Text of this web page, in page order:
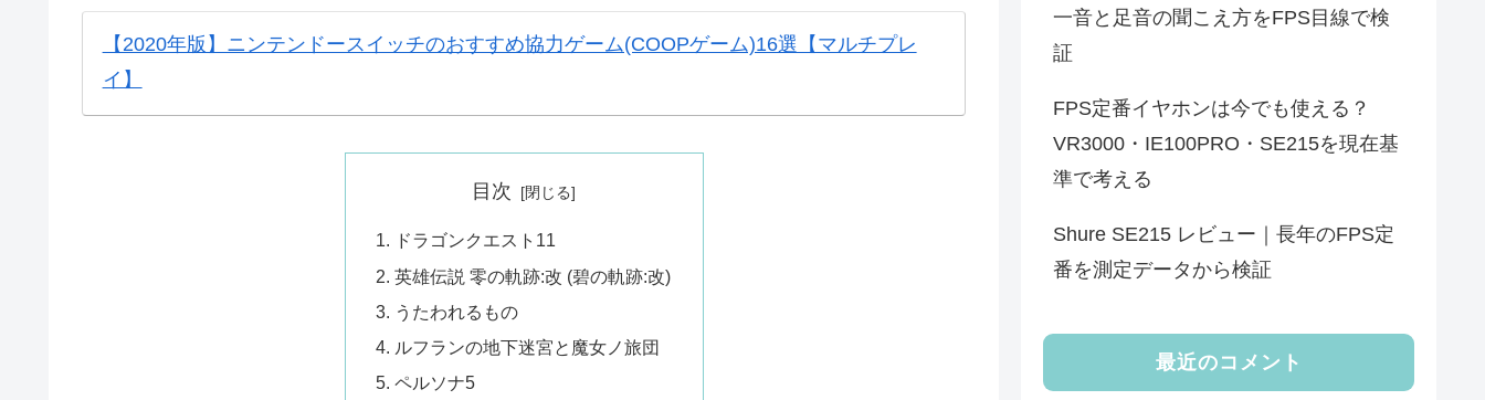
【2020年版】ニンテンドースイッチのおすすめ協力ゲーム(COOPゲーム)16選【マルチプレ
イ】
目次
ドラゴンクエスト11
英雄伝説 零の軌跡:改 (碧の軌跡:改)
うたわれるもの
ルフランの地下迷宮と魔女ノ旅団
ペルソナ5
一音と足音の聞こえ方をFPS目線で検
証
FPS定番イヤホンは今でも使える？
VR3000・IE100PRO・SE215を現在基
準で考える
Shure SE215 レビュー｜長年のFPS定
番を測定データから検証
最近のコメント